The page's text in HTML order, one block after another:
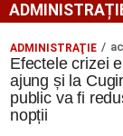
ADMINISTRAŢIE
Efectele crizei
ajung și la
public va fi
nopții